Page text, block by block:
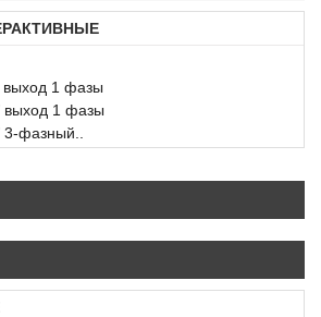
1 фазы
выход 1 фазы
фазный..